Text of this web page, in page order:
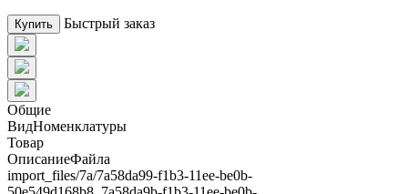
Купить Быстрый заказ
Общие
ВидНоменклатуры
Товар
ОписаниеФайла
import_files/7a/7a58da99-f1b3-11ee-be0b-